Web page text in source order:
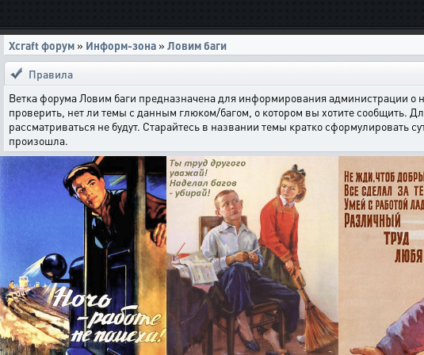
Xcraft форум » Информ-зона » Ловим баги
Правила
Ветка форума Ловим баги предназначена для информирования администрации
проверить, нет ли темы с данным глюком/багом, о котором вы хотите сообщить.
рассматриваться не будут. Старайтесь в названии темы кратко сформулировать
произошла.